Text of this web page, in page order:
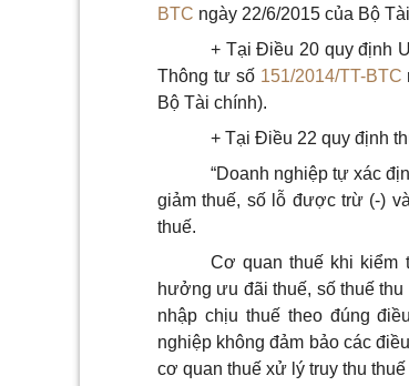
BTC ngày 22/6/2015 của Bộ
+ Tại Điều 20 quy định
Thông tư số 151/2014/TT-BTC
Bộ Tài chính).
+ Tại Điều 22 quy định
“Doanh nghiệp tự xác
giảm thuế, số lỗ được trừ (-)
thuế.
Cơ quan thuế khi kiểm
hưởng ưu đãi thuế, số thuế
nhập chịu thuế theo đúng
nghiệp không đảm bảo các
cơ quan thuế xử lý truy thu